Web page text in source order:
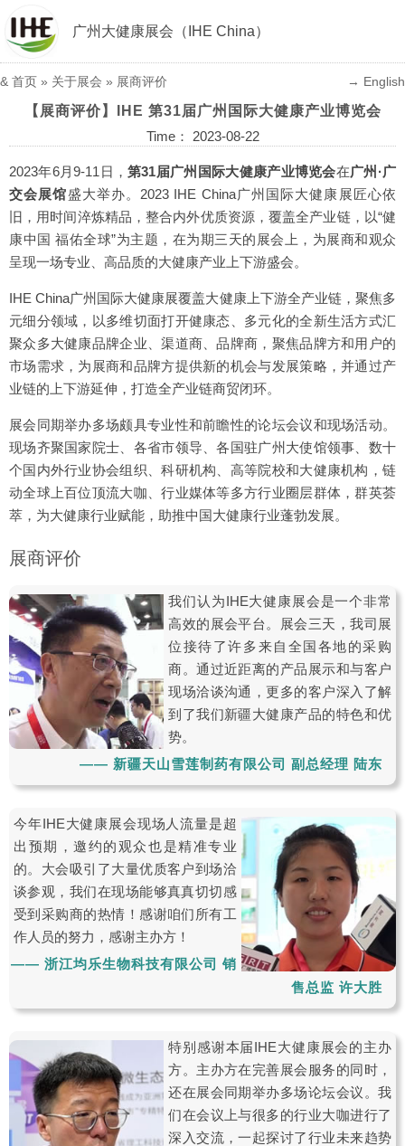
广州大健康展会（IHE China）
& 首页 » 关于展会 » 展商评价 → English
【展商评价】IHE 第31届广州国际大健康产业博览会
Time： 2023-08-22
2023年6月9-11日，第31届广州国际大健康产业博览会在广州·广
交会展馆盛大举办。2023 IHE China广州国际大健康展匠心依
旧，用时间淬炼精品，整合内外优质资源，覆盖全产业链，以“健
康中国 福佑全球”为主题，在为期三天的展会上，为展商和观众
呈现一场专业、高品质的大健康产业上下游盛会。
IHE China广州国际大健康展覆盖大健康上下游全产业链，聚焦多
元细分领域，以多维切面打开健康态、多元化的全新生活方式汇
聚众多大健康品牌企业、渠道商、品牌商，聚焦品牌方和用户的
市场需求，为展商和品牌方提供新的机会与发展策略，并通过产
业链的上下游延伸，打造全产业链商贸闭环。
展会同期举办多场颇具专业性和前瞻性的论坛会议和现场活动。
现场齐聚国家院士、各省市领导、各国驻广州大使馆领事、数十
个国内外行业协会组织、科研机构、高等院校和大健康机构，链
动全球上百位顶流大咖、行业媒体等多方行业圈层群体，群英荟
萃，为大健康行业赋能，助推中国大健康行业蓬勃发展。
展商评价
我们认为IHE大健康展会是一个非常
高效的展会平台。展会三天，我司展
位接待了许多来自全国各地的采购
商。通过近距离的产品展示和与客户
现场洽谈沟通，更多的客户深入了解
到了我们新疆大健康产品的特色和优
势。
—— 新疆天山雪莲制药有限公司 副总经理 陆东
今年IHE大健康展会现场人流量是超
出预期，邀约的观众也是精准专业
的。大会吸引了大量优质客户到场洽
谈参观，我们在现场能够真真切切感
受到采购商的热情！感谢咱们所有工
作人员的努力，感谢主办方！
—— 浙江均乐生物科技有限公司 销
售总监 许大胜
特别感谢本届IHE大健康展会的主办
方。主办方在完善展会服务的同时，
还在展会同期举办多场论坛会议。我
们在会议上与很多的行业大咖进行了
深入交流，一起探讨了行业未来趋势